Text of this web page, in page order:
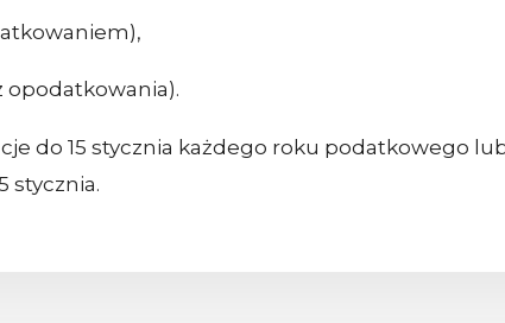
opodatkowania).
do 15 stycznia każdego roku podatkowego
stycznia.